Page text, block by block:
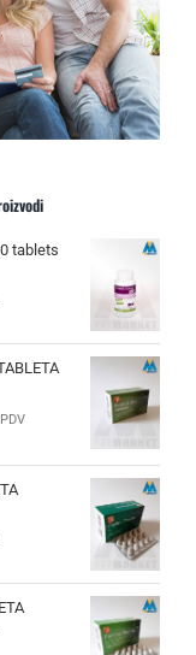
tablets
рсд.